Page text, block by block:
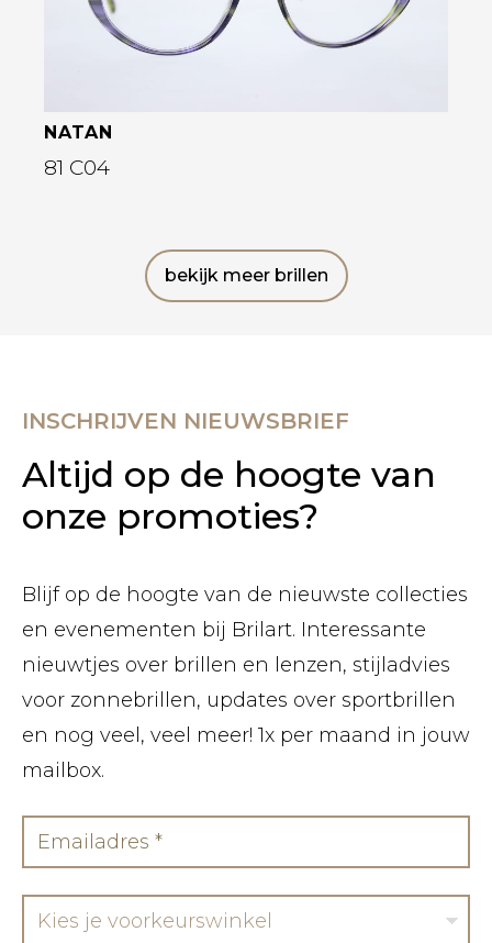
NATAN
81 C04
bekijk meer brillen
INSCHRIJVEN NIEUWSBRIEF
Altijd op de hoogte van
onze promoties?
Blijf op de hoogte van de nieuwste collecties
en evenementen bij Brilart. Interessante
nieuwtjes over brillen en lenzen, stijladvies
voor zonnebrillen, updates over sportbrillen
en nog veel, veel meer! 1x per maand in jouw
mailbox.
Kies je voorkeurswinkel